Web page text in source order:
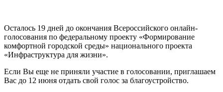
Осталось 19 дней до окончания Всероссийского онлайн-
голосования по федеральному проекту «Формирование
комфортной городской среды» национального проекта
«Инфраструктура для жизни».
Если Вы еще не приняли участие в голосовании, приглашаем
Вас до 12 июня отдать свой голос за благоустройство.